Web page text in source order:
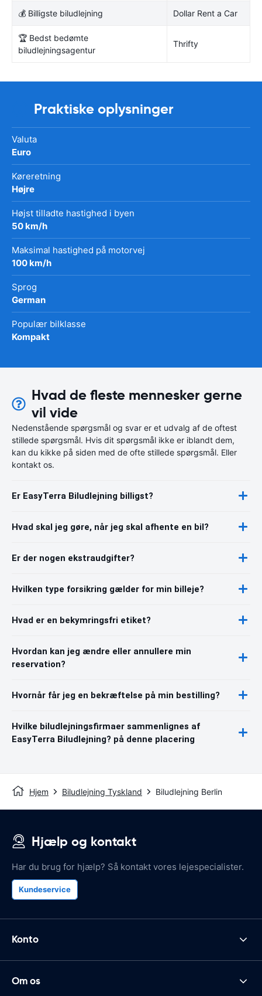
💰 Billigste biludlejning Dollar Rent a Car
🏆 Bedst bedømte
biludlejningsagentur
Thrifty
Praktiske oplysninger
Valuta
Euro
Køreretning
Højre
Højst tilladte hastighed i byen
50 km/h
Maksimal hastighed på motorvej
100 km/h
Sprog
German
Populær bilklasse
Kompakt
Hvad de fleste mennesker gerne
vil vide
Nedenstående spørgsmål og svar er et udvalg af de oftest
stillede spørgsmål. Hvis dit spørgsmål ikke er iblandt dem,
kan du kikke på siden med de ofte stillede spørgsmål. Eller
kontakt os.
Er EasyTerra Biludlejning billigst?
Hvad skal jeg gøre, når jeg skal afhente en bil?
Er der nogen ekstraudgifter?
Hvilken type forsikring gælder for min billeje?
Hvad er en bekymringsfri etiket?
Hvordan kan jeg ændre eller annullere min
reservation?
Hvornår får jeg en bekræftelse på min bestilling?
Hvilke biludlejningsfirmaer sammenlignes af
EasyTerra Biludlejning? på denne placering
Hjem Biludlejning Tyskland Biludlejning Berlin
Hjælp og kontakt
Har du brug for hjælp? Så kontakt vores lejespecialister.
Kundeservice
Konto
Om os